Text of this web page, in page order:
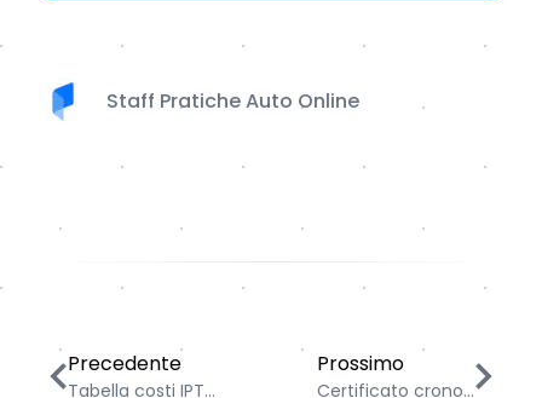
Staff Pratiche Auto Online
Tabella costi IPT maggiorazione 20%: Vicenza,
Precedente
Tabella costi IPT...
Certificato cronologico
Prossimo
Certificato crono...